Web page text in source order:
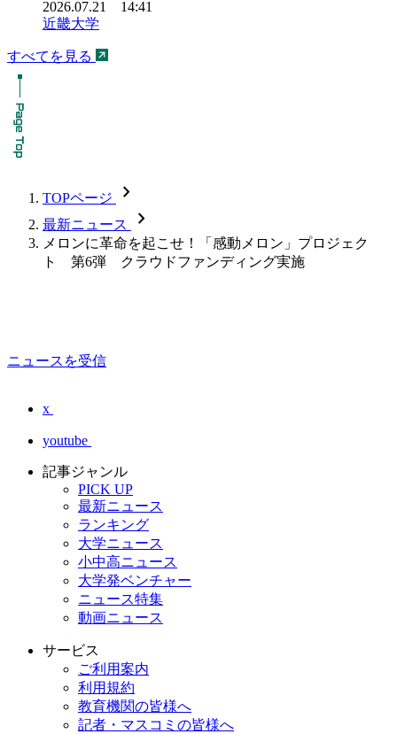
2026.07.21 14:41
近畿大学
すべてを見る
TOPページ chevron_forward
最新ニュース chevron_forward
メロンに革命を起こせ！「感動メロン」プロジェク
ト 第6弾 クラウドファンディング実施
ニュースを受信
x
youtube
記事ジャンル
PICK UP
最新ニュース
ランキング
大学ニュース
小中高ニュース
大学発ベンチャー
ニュース特集
動画ニュース
サービス
ご利用案内
利用規約
教育機関の皆様へ
記者・マスコミの皆様へ